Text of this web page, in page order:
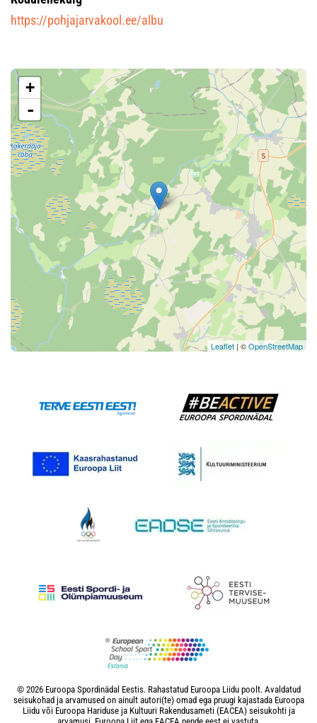
https://pohjajarvakool.ee/albu
+
-
Leaflet | ©OpenStreetMap
© 2026 Euroopa Spordinädal Eestis. Rahastatud Euroopa Liidu poolt. Avaldatud
seisukohad ja arvamused on ainult autori(te) omad ega pruugi kajastada Euroopa
Liidu või Euroopa Hariduse ja Kultuuri Rakendusameti (EACEA) seisukohti ja